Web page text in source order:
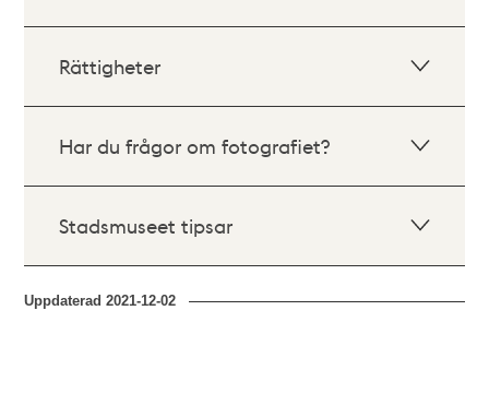
Rättigheter
Har du frågor om fotografiet?
Stadsmuseet tipsar
Uppdaterad2021-12-02